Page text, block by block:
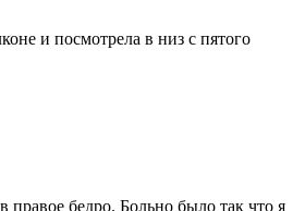
и посмотрела в низ с пятого
правое бедро. Больно было так что я